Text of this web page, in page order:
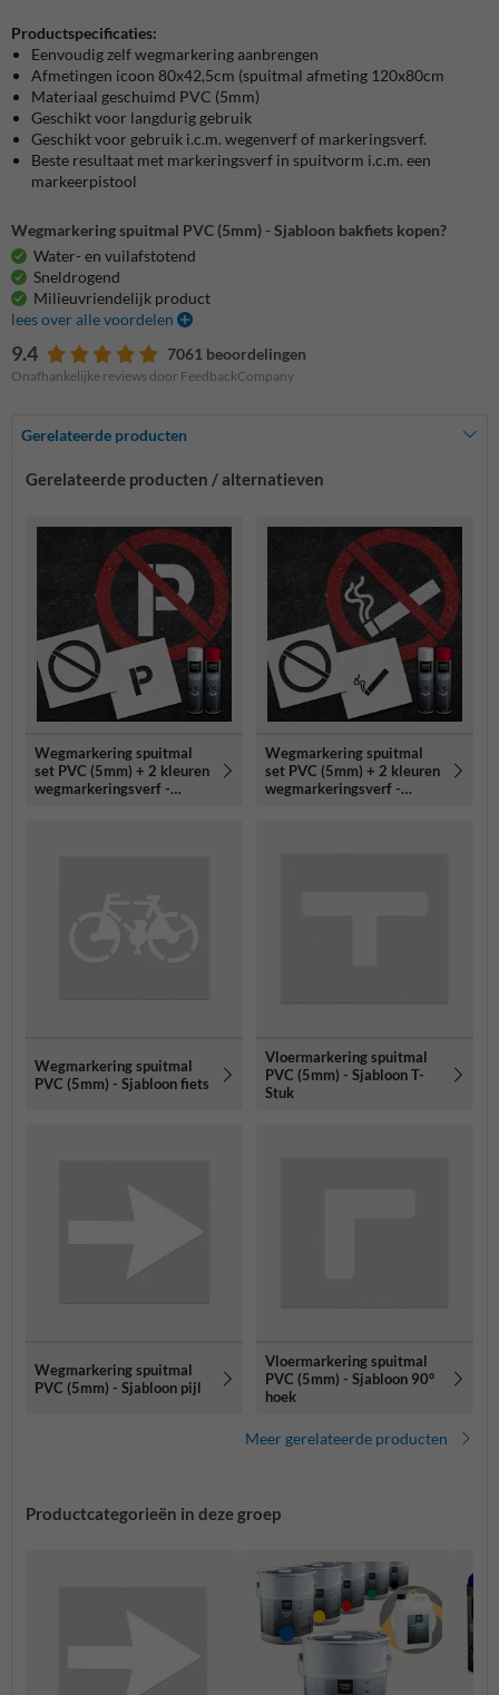
Productspecificaties:
Eenvoudig zelf wegmarkering aanbrengen
Afmetingen icoon 80x42,5cm (spuitmal afmeting 120x80cm
Materiaal geschuimd PVC (5mm)
Geschikt voor langdurig gebruik
Geschikt voor gebruik i.c.m. wegenverf of markeringsverf.
Beste resultaat met markeringsverf in spuitvorm i.c.m. een
markeerpistool
Wegmarkering spuitmal PVC (5mm) - Sjabloon bakfiets kopen?
Water- en vuilafstotend
Sneldrogend
Milieuvriendelijk product
lees over alle voordelen
9.4 7061 beoordelingen
Onafhankelijke reviews door FeedbackCompany
Gerelateerde producten
Gerelateerde producten / alternatieven
Wegmarkering spuitmal
set PVC (5mm) + 2 kleuren
wegmarkeringsverf -
Wegmarkering spuitmal
set PVC (5mm) + 2 kleuren
wegmarkeringsverf -
Wegmarkering spuitmal
PVC (5mm) - Sjabloon fiets
Vloermarkering spuitmal
PVC (5mm) - Sjabloon T-
Stuk
Wegmarkering spuitmal
PVC (5mm) - Sjabloon pijl
Vloermarkering spuitmal
PVC (5mm) - Sjabloon 90°
hoek
Meer gerelateerde producten
Productcategorieën in deze groep